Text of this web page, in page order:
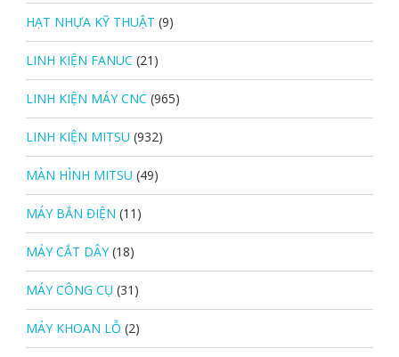
HẠT NHỰA KỸ THUẬT (9)
LINH KIỆN FANUC (21)
LINH KIỆN MÁY CNC (965)
LINH KIỆN MITSU (932)
MÀN HÌNH MITSU (49)
MÁY BẮN ĐIỆN (11)
MÁY CẮT DÂY (18)
MÁY CÔNG CỤ (31)
MÁY KHOAN LỖ (2)